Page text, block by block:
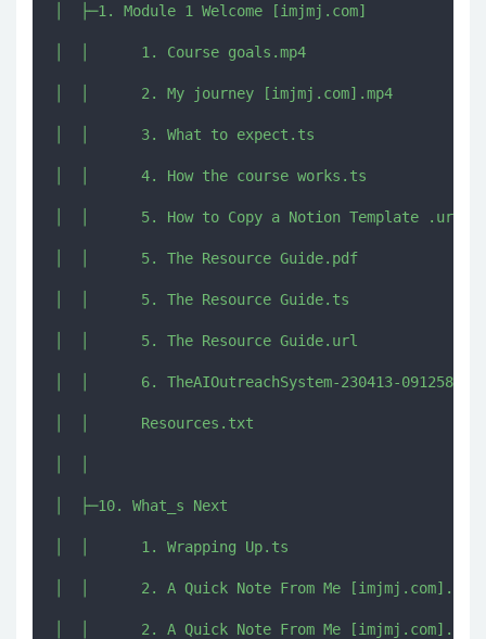
│  ├─1. Module 1 Welcome [imjmj.com]
│  │      1. Course goals.mp4
│  │      2. My journey [imjmj.com].mp4
│  │      3. What to expect.ts
│  │      4. How the course works.ts
│  │      5. How to Copy a Notion Template .url
│  │      5. The Resource Guide.pdf
│  │      5. The Resource Guide.ts
│  │      5. The Resource Guide.url
│  │      6. TheAIOutreachSystem-230413-
│  │      Resources.txt
│  ├─10. What_s Next
│  │      1. Wrapping Up.ts
│  │      2. A Quick Note From Me [imjmj.com].pdf
│  │      2. A Quick Note From Me [imjmj.com].ts